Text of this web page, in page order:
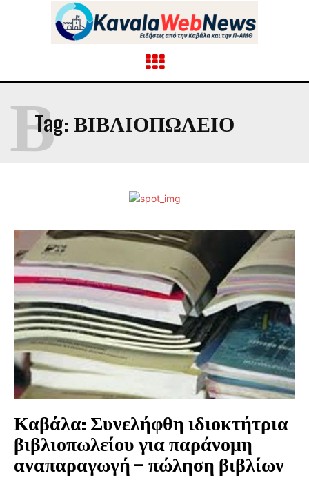
Tag: ΒΙΒΛΙΟΠΩΛΕΊΟ
Β
Καβάλα: Συνελήφθη ιδιοκτήτρια
βιβλιοπωλείου για παράνομη
αναπαραγωγή – πώληση βιβλίων